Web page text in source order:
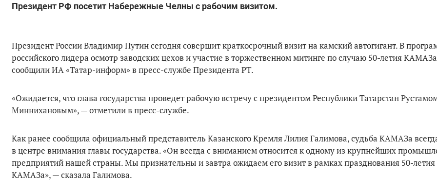
Президент РФ посетит Набережные Челны с рабочим визитом.
Президент России Владимир Путин сегодня совершит краткосрочный визит на камский автогигант. В
российского лидера осмотр заводских цехов и участие в торжественном митинге по случаю 50-летия
сообщили ИА «Татар-информ» в пресс-службе Президента РТ.
«Ожидается, что глава государства проведет рабочую встречу с президентом Республики Татарстан
Миннихановым», — отметили в пресс-службе.
Как ранее сообщила официальный представитель Казанского Кремля Лилия Галимова, судьба КАМАЗа
в центре внимания главы государства. «Он всегда с вниманием относится к одному из крупнейших
предприятий нашей страны. Мы признательны и завтра ожидаем его визит в рамках празднования 50-летия
КАМАЗа», — сказала Галимова.